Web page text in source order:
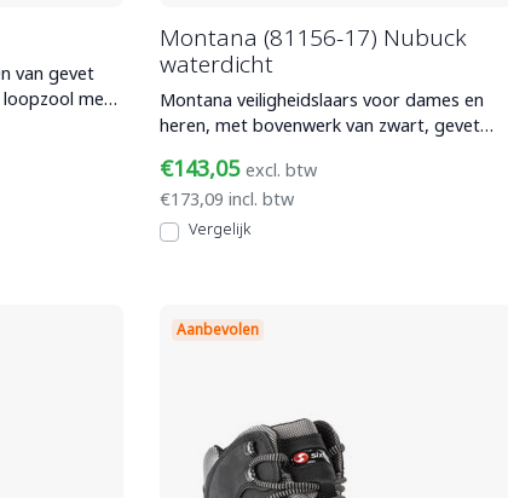
van gevet
loopzool met
Montana (81156-17) Nubuck
waterdicht
Montana veiligheidslaars voor dames en
heren, met bovenwerk van zwart, gevet
€143,05 excl. btw
€173,09 incl. btw
Vergelijk
Aanbevolen